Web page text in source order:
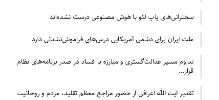
از برندهای معتبر و شناخته شده چینی که سابقه درخشانی
در تولید مواد غذایی حلال دارند، می‌تواند ریسک‌های ناشی
از واردات را کاهش دهد.
آیا واردات مواد غذایی حلال،
کشاورزی ایران را تهدید می‌کند؟
سخنرانی‌های پاپ لئو با هوش مصنوعی درست نشده‌اند
ملت ایران برای دشمن آمریکایی درس‌های فراموش‌نشدنی دارد
تداوم مسیر عدالت‌گستری و مبارزه با فساد در صدر برنامه‌های نظام
قرار…
تقدیر آیت الله اعرافی از حضور مراجع معظم تقلید، مردم و روحانیت